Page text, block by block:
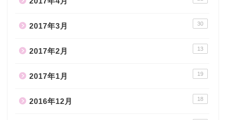
2017年3月 30
2017年2月 13
2017年1月 19
2016年12月 18